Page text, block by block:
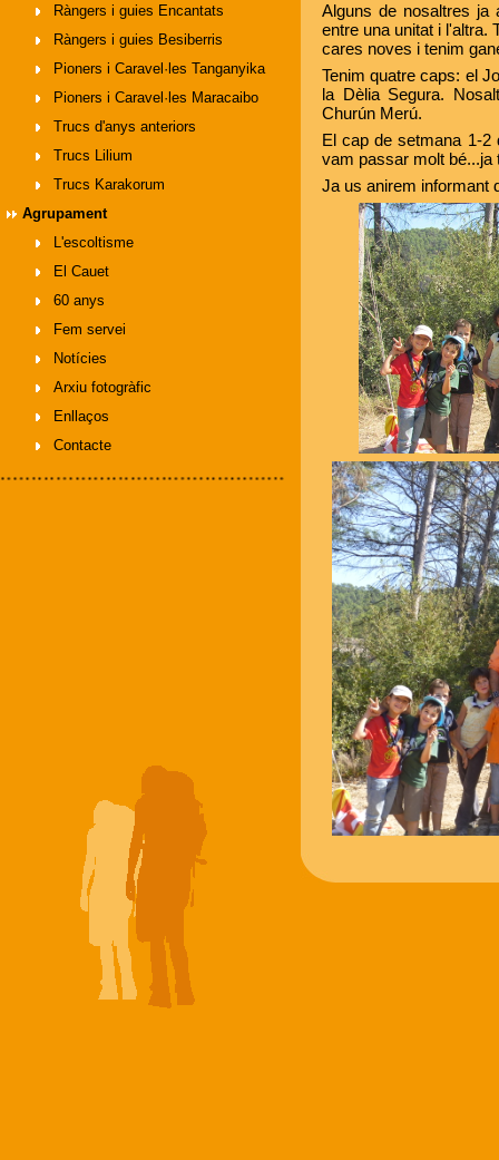
Ràngers i guies Encantats
Ràngers i guies Besiberris
Pioners i Caravel·les Tanganyika
Pioners i Caravel·les Maracaibo
Trucs d'anys anteriors
Trucs Lilium
Trucs Karakorum
Agrupament
L'escoltisme
El Cauet
60 anys
Fem servei
Notícies
Arxiu fotogràfic
Enllaços
Contacte
Alguns de nosaltres ja
entre una unitat i l'altra.
cares noves i tenim
Tenim quatre caps: el
la Dèlia Segura.
Churún Merú.
El cap de setmana 1-
vam passar molt bé...ja
Ja us anirem informant